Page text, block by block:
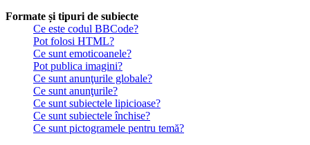
Formate și tipuri de subiecte
Ce este codul BBCode?
Pot folosi HTML?
Ce sunt emoticoanele?
Pot publica imagini?
Ce sunt anunţurile globale?
Ce sunt anunţurile?
Ce sunt subiectele lipicioase?
Ce sunt subiectele închise?
Ce sunt pictogramele pentru temă?